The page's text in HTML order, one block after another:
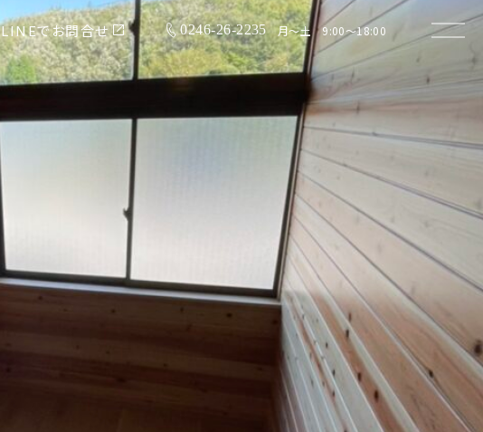
LINEでお問合せ 0246-26-2235 月〜土 9:00〜18:00